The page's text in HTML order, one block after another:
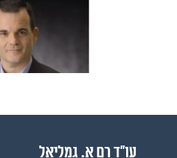
עו״ד רם א. גמליאל